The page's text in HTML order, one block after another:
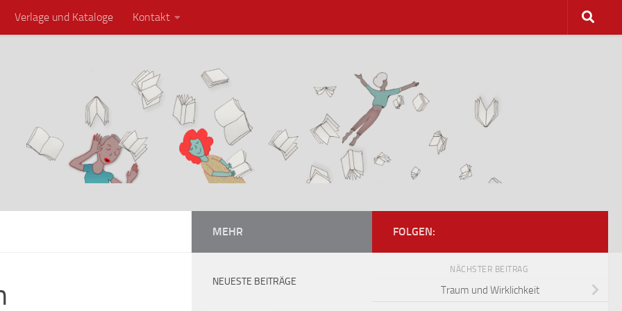
Verlage und Kataloge Kontakt
FOLGEN:
NÄCHSTER BEITRAG
Traum und Wirklichkeit
MEHR
NEUESTE BEITRÄGE